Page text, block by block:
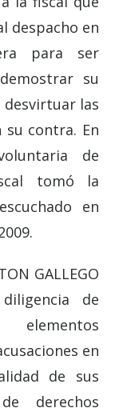
despacho en
para ser
su
desvirtuar las
su contra. En
de
tomó la
en
GALLEGO
de
elementos
en
de sus
derechos